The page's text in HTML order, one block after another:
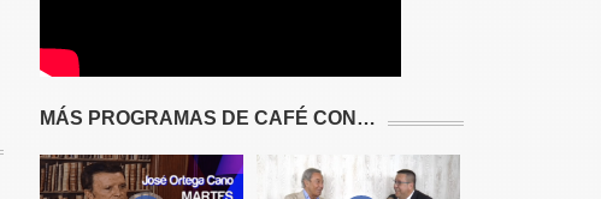
MÁS PROGRAMAS DE CAFÉ CON…